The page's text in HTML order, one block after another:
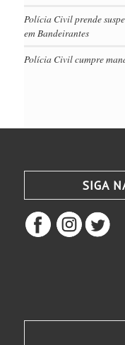
Polícia Civil prende
em Bandeirantes
Polícia Civil cumpre
SIGA